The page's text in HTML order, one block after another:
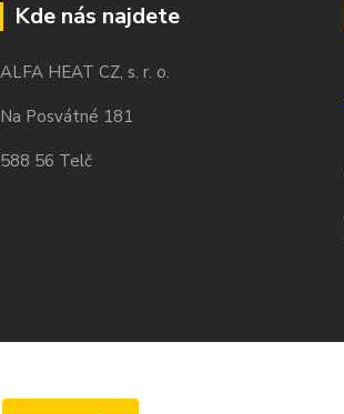
Kde nás najdete
ALFA HEAT CZ, s. r. o.
Na Posvátné 181
588 56 Telč